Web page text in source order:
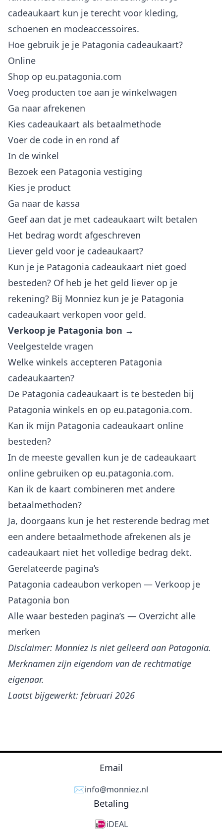
cadeaukaart kun je terecht voor kleding,
schoenen en modeaccessoires.
Hoe gebruik je je Patagonia cadeaukaart?
Online
Shop op eu.patagonia.com
Voeg producten toe aan je winkelwagen
Ga naar afrekenen
Kies cadeaukaart als betaalmethode
Voer de code in en rond af
In de winkel
Bezoek een Patagonia vestiging
Kies je product
Ga naar de kassa
Geef aan dat je met cadeaukaart wilt betalen
Het bedrag wordt afgeschreven
Liever geld voor je cadeaukaart?
Kun je je Patagonia cadeaukaart niet goed
besteden? Of heb je het geld liever op je
rekening? Bij Monniez kun je je Patagonia
cadeaukaart verkopen voor geld.
Verkoop je Patagonia bon →
Veelgestelde vragen
Welke winkels accepteren Patagonia
cadeaukaarten?
De Patagonia cadeaukaart is te besteden bij
Patagonia winkels en op eu.patagonia.com.
Kan ik mijn Patagonia cadeaukaart online
besteden?
In de meeste gevallen kun je de cadeaukaart
online gebruiken op eu.patagonia.com.
Kan ik de kaart combineren met andere
betaalmethoden?
Ja, doorgaans kun je het resterende bedrag met
een andere betaalmethode afrekenen als je
cadeaukaart niet het volledige bedrag dekt.
Gerelateerde pagina’s
Patagonia cadeaubon verkopen — Verkoop je
Patagonia bon
Alle waar besteden pagina’s — Overzicht alle
merken
Disclaimer: Monniez is niet gelieerd aan Patagonia.
Merknamen zijn eigendom van de rechtmatige
eigenaar.
Laatst bijgewerkt: februari 2026
Email
✉️info@monniez.nl
Betaling
iDEAL